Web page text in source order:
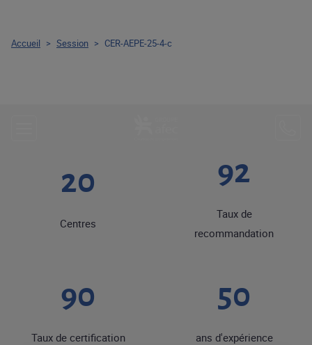
20
Centres
92
Taux de
recommandation
90
Taux de certification
50
ans d'expérience
Accueil > Session > CER-AEPE-25-4-c